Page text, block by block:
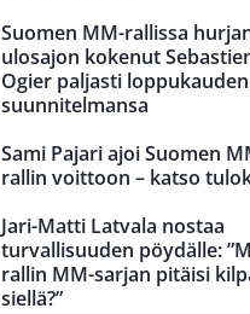
Suomen MM-rallissa
ulosajon kokenut
Ogier paljasti loppukauden
suunnitelmansa
Sami Pajari ajoi Suomen
rallin voittoon – katso
Jari-Matti Latvala nostaa
turvallisuuden pöydälle:
rallin MM-sarjan pitäisi
siellä?”